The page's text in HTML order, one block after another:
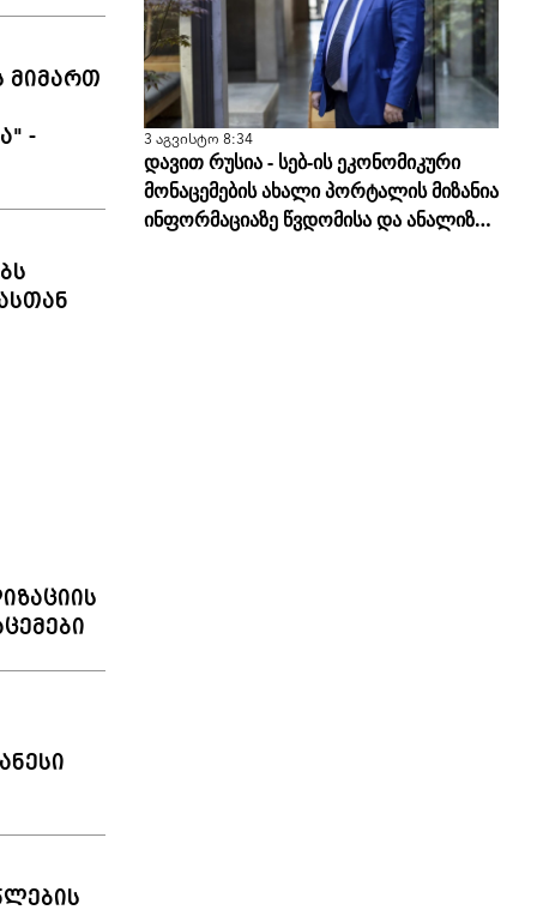
მიმართ
- 3 აგვისტო 8:34
დავით რუსია - სებ-ის ეკონომიკური
მონაცემების ახალი პორტალის მიზანია
ინფორმაციაზე წვდომისა და ანალიზის